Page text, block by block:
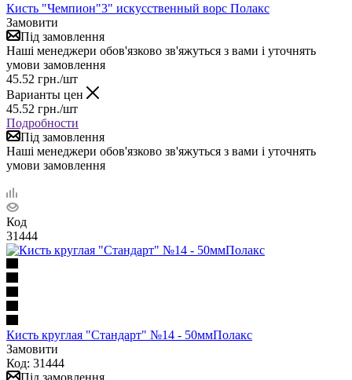
Кисть "Чемпион"3" искусственный ворс Полакс
Замовити
Під замовлення
Наші менеджери обов'язково зв'яжуться з вами і уточнять
умови замовлення
45.52 грн./шт
Варианты цен
45.52 грн./шт
Подробности
Під замовлення
Наші менеджери обов'язково зв'яжуться з вами і уточнять
умови замовлення
Код
31444
Кисть круглая "Стандарт" №14 - 50ммПолакс
Замовити
Код: 31444
Під замовлення